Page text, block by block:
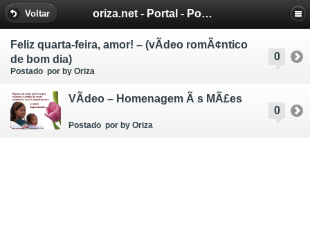
Voltar oriza.net - Portal - Poemas e Mensagens de Oriza Martins
0
Feliz quarta-feira, amor! – (vÃ­deo romÃ¢ntico
de bom dia)
Postado por by Oriza
0
VÃ­deo – Homenagem Ã s MÃ£es
Postado por by Oriza